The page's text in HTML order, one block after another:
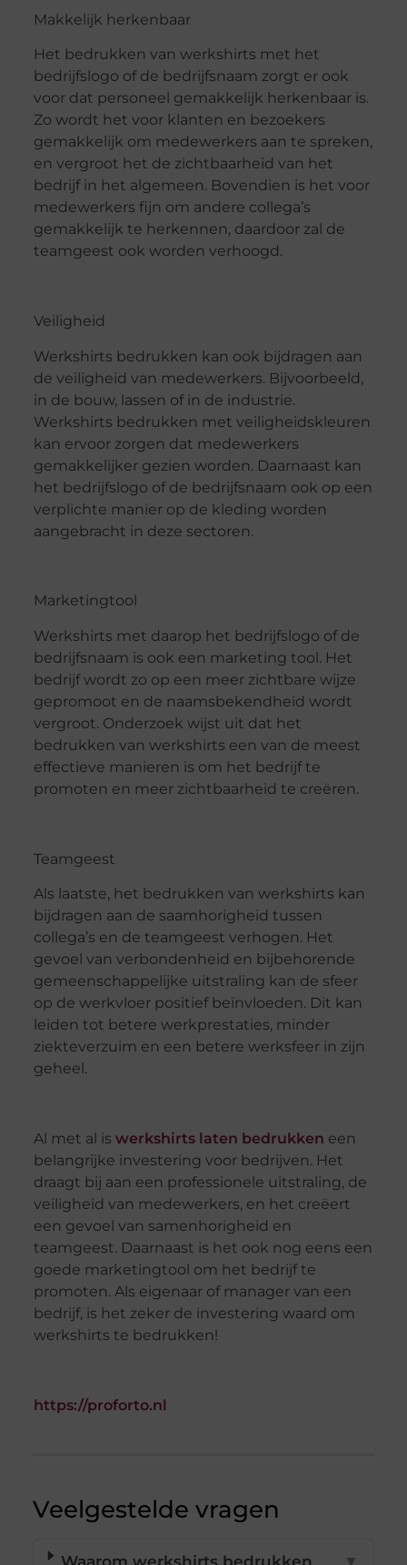
Makkelijk herkenbaar
Het bedrukken van werkshirts met het
bedrijfslogo of de bedrijfsnaam zorgt er ook
voor dat personeel gemakkelijk herkenbaar is.
Zo wordt het voor klanten en bezoekers
gemakkelijk om medewerkers aan te spreken,
en vergroot het de zichtbaarheid van het
bedrijf in het algemeen. Bovendien is het voor
medewerkers fijn om andere collega’s
gemakkelijk te herkennen, daardoor zal de
teamgeest ook worden verhoogd.
Veiligheid
Werkshirts bedrukken kan ook bijdragen aan
de veiligheid van medewerkers. Bijvoorbeeld,
in de bouw, lassen of in de industrie.
Werkshirts bedrukken met veiligheidskleuren
kan ervoor zorgen dat medewerkers
gemakkelijker gezien worden. Daarnaast kan
het bedrijfslogo of de bedrijfsnaam ook op een
verplichte manier op de kleding worden
aangebracht in deze sectoren.
Marketingtool
Werkshirts met daarop het bedrijfslogo of de
bedrijfsnaam is ook een marketing tool. Het
bedrijf wordt zo op een meer zichtbare wijze
gepromoot en de naamsbekendheid wordt
vergroot. Onderzoek wijst uit dat het
bedrukken van werkshirts een van de meest
effectieve manieren is om het bedrijf te
promoten en meer zichtbaarheid te creëren.
Teamgeest
Als laatste, het bedrukken van werkshirts kan
bijdragen aan de saamhorigheid tussen
collega’s en de teamgeest verhogen. Het
gevoel van verbondenheid en bijbehorende
gemeenschappelijke uitstraling kan de sfeer
op de werkvloer positief beïnvloeden. Dit kan
leiden tot betere werkprestaties, minder
ziekteverzuim en een betere werksfeer in zijn
geheel.
Al met al is werkshirts laten bedrukken een
belangrijke investering voor bedrijven. Het
draagt bij aan een professionele uitstraling, de
veiligheid van medewerkers, en het creëert
een gevoel van samenhorigheid en
teamgeest. Daarnaast is het ook nog eens een
goede marketingtool om het bedrijf te
promoten. Als eigenaar of manager van een
bedrijf, is het zeker de investering waard om
werkshirts te bedrukken!
https://proforto.nl
Veelgestelde vragen